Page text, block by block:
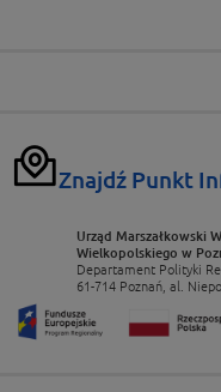
Znajdź Punkt
Urząd Marszałkowski
Wielkopolskiego w
Departament Polityki
61-714 Poznań, al.